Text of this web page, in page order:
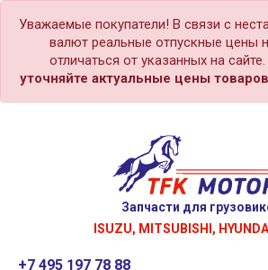
Уважаемые покупатели! В связи с
валют реальные отпускные цены
отличаться от указанных на сайте.
уточняйте актуальные цены
Запчасти для
ISUZU, MITSUBISHI,
+7 495 197 78 88